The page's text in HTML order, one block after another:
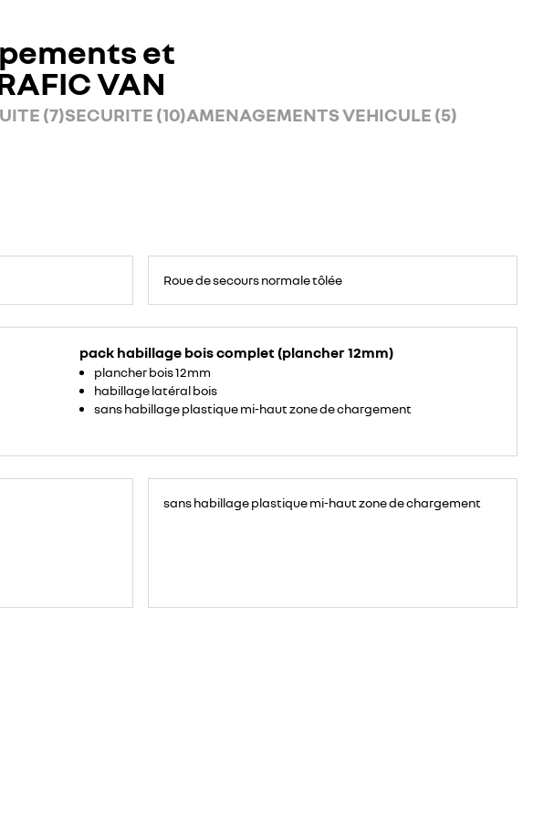
et
VAN
(7)SECURITE (10)AMENAGEMENTS VEHICULE (5)
secours
Roue de secours normale tôlée
pack habillage bois complet (plancher 12mm)
plancher bois 12mm
habillage latéral bois
sans habillage plastique mi-haut zone de chargement
sans habillage plastique mi-haut zone de chargement